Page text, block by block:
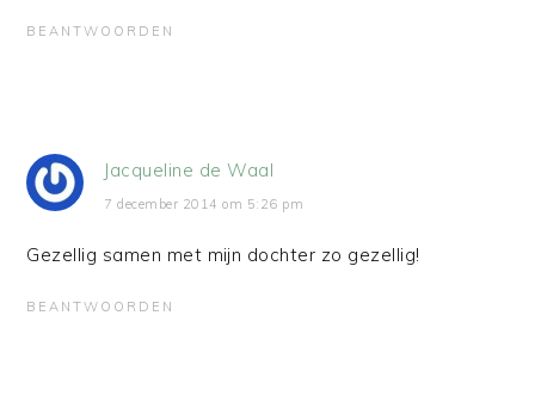
BEANTWOORDEN
Jacqueline de Waal
7 december 2014 om 5:26 pm
Gezellig samen met mijn dochter zo gezellig!
BEANTWOORDEN